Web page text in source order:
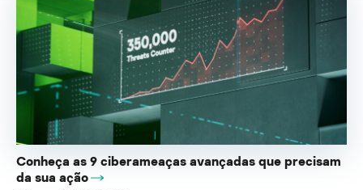
Conheça as 9 ciberameaças avançadas que precisam
da sua ação